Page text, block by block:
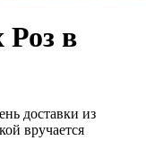
Роз в
доставки из
вручается